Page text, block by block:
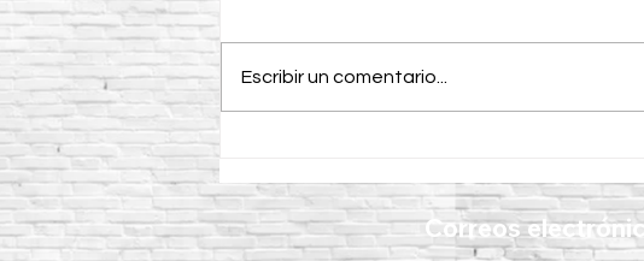
en la construcción?
Escribir un comentario...
Correos